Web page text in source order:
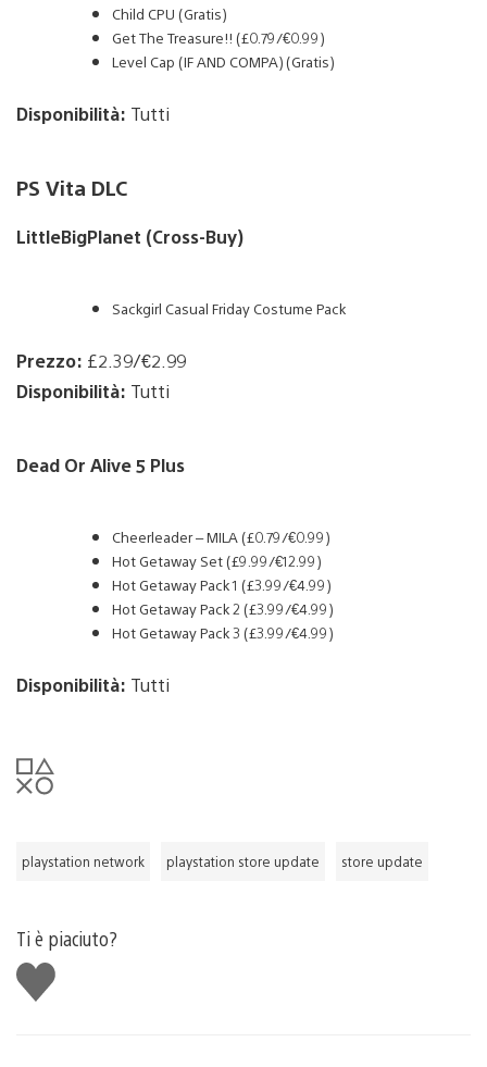
Child CPU (Gratis)
Get The Treasure!! (£0.79/€0.99)
Level Cap (IF AND COMPA) (Gratis)
Disponibilità: Tutti
PS Vita DLC
LittleBigPlanet (Cross-Buy)
Sackgirl Casual Friday Costume Pack
Prezzo: £2.39/€2.99
Disponibilità: Tutti
Dead Or Alive 5 Plus
Cheerleader – MILA (£0.79/€0.99)
Hot Getaway Set (£9.99/€12.99)
Hot Getaway Pack 1 (£3.99/€4.99)
Hot Getaway Pack 2 (£3.99/€4.99)
Hot Getaway Pack 3 (£3.99/€4.99)
Disponibilità: Tutti
playstation network playstation store update store update
Ti è piaciuto?
Mi
piace